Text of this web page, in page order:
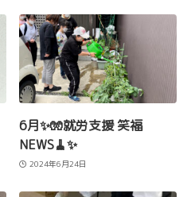
6月✨🧤就労支援 笑福
NEWS🧹✨
2024年6月24日